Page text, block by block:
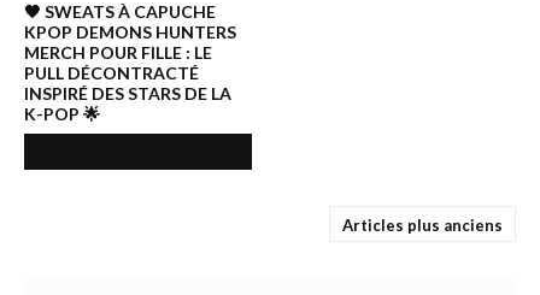
🖤 SWEATS À CAPUCHE
KPOP DEMONS HUNTERS
MERCH POUR FILLE : LE
PULL DÉCONTRACTÉ
INSPIRÉ DES STARS DE LA
K-POP 🌟
Articles plus anciens